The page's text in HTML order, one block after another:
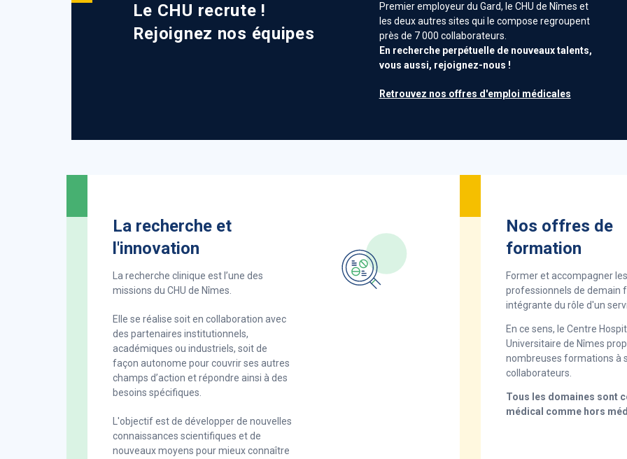
Symbole de la coopération des établissements publics
Au total, quinze établissements publics de santé et
établissements médicaux sociaux du Gard se
même : apporter un service et une qualité de soin la plus
EN SAVOIR PLUS
Le CHU recrute !
Rejoignez nos équipes
Premier employeur du Gard, le CHU de Nîmes et
les deux autres sites qui le compose regroupent
près de 7 000 collaborateurs.
En recherche perpétuelle de nouveaux talents,
vous aussi, rejoignez-nous !
Retrouvez nos offres d'emploi médicales
La recherche et
l'innovation
La recherche clinique est l’une des
missions du CHU de Nîmes.
Elle se réalise soit en collaboration avec
des partenaires institutionnels,
académiques ou industriels, soit de
façon autonome pour couvrir ses autres
champs d’action et répondre ainsi à des
besoins spécifiques.
L'objectif est de développer de nouvelles
connaissances scientifiques et de
nouveaux moyens pour mieux connaître
Nos offres de
formation
Former et accompagner les
professionnels de demain
intégrante du rôle d'un
En ce sens, le Centre
Universitaire de Nîmes
nombreuses formations à
collaborateurs.
Tous les domaines sont
médical comme hors